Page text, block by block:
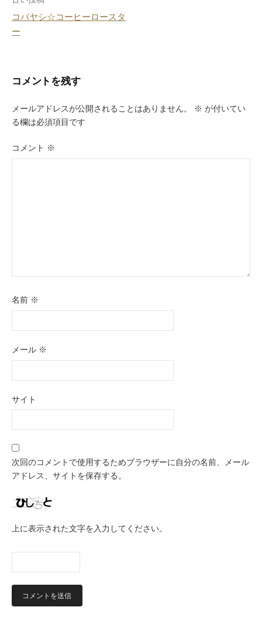
稿
ゲ
ー
シ
ョ
コバヤシ☆コーヒーロースタ
ー
コメントを残す
メールアドレスが公開されることはありません。 ※ が付いてい
る欄は必須項目です
コメント ※
名前 ※
メール ※
サイト
次回のコメントで使用するためブラウザーに自分の名前、メール
アドレス、サイトを保存する。
上に表示された文字を入力してください。